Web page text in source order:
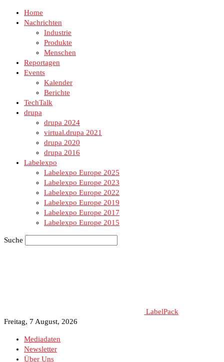
Home
Nachrichten
Industrie
Produkte
Menschen
Reportagen
Events
Kalender
Berichte
TechTalk
drupa
drupa 2024
virtual.drupa 2021
drupa 2020
drupa 2016
Labelexpo
Labelexpo Europe 2025
Labelexpo Europe 2023
Labelexpo Europe 2022
Labelexpo Europe 2019
Labelexpo Europe 2017
Labelexpo Europe 2015
Suche
LabelPack
Freitag, 7 August, 2026
Mediadaten
Newsletter
Über Uns